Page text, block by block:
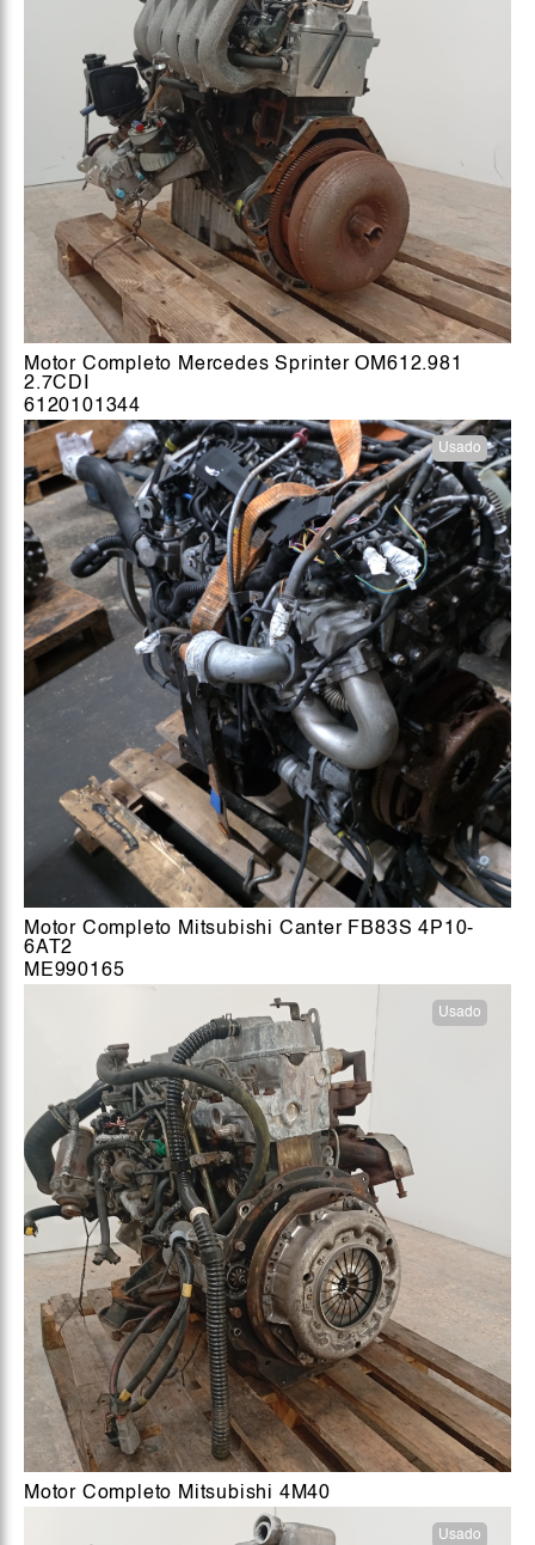
Motor Completo Mercedes Sprinter OM612.981
2.7CDI
6120101344
Usado
Motor Completo Mitsubishi Canter FB83S 4P10-
6AT2
ME990165
Usado
Motor Completo Mitsubishi 4M40
Usado